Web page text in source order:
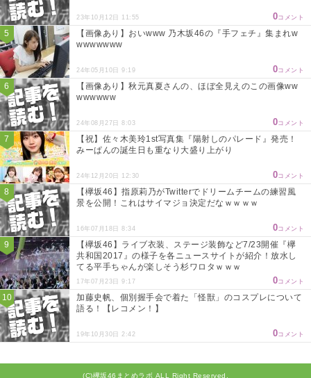
23年10月12日 11:55 0コメント
【画像あり】おいwww 乃木坂46の『手フェチ』集まれw
wwwwwww
24年05月10日 9:19 0コメント
【画像あり】秋元真夏さんの、ほぼ全見えのこの画像ww
wwwwww
24年08月27日 8:03 0コメント
【祝】佐々木美玲1st写真集『陽射しのパレード』発売！
みーぱんの誕生日も重なり大盛り上がり
24年12月20日 12:30 0コメント
【欅坂46】指原莉乃がTwitterでドリームチームの練習風
景を公開！これはサイマジョ決定だなｗｗｗｗ
16年07月18日 8:34 0コメント
【欅坂46】ライブ衣装、ステージ装飾など7/23開催『欅
共和国2017』の様子を各ニュースサイトが紹介！放水し
てる平手ちゃんが楽しそう杉ワロタｗｗｗ
17年07月23日 9:17 0コメント
加藤史帆、個別握手会で着た「怪獣」のコスプレについて
語る！【レコメン！】
19年10月30日 2:42 0コメント
(C)欅坂46まとめラボ ALL Right Reserved.